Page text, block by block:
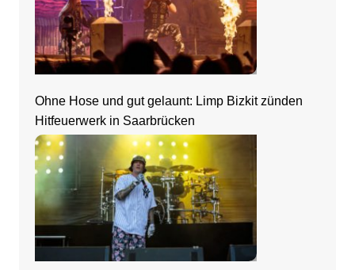
Ohne Hose und gut gelaunt: Limp Bizkit zünden
Hitfeuerwerk in Saarbrücken